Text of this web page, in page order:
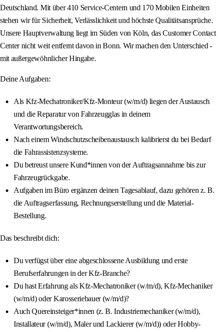
Deutschland. Mit über 410 Service-Centern und 170 Mobilen Einheiten
stehen wir für Sicherheit, Verlässlichkeit und höchste Qualitätsansprüche.
Unsere Hauptverwaltung liegt im Süden von Köln, das Customer Contact
Center nicht weit entfernt davon in Bonn. Wir machen den Unterschied -
mit außergewöhnlicher Hingabe.
Deine Aufgaben:
Als Kfz-Mechatroniker/Kfz-Monteur (w/m/d) liegen der Austausch
und die Reparatur von Fahrzeugglas in deinem
Verantwortungsbereich.
Nach einem Windschutzscheibenaustausch kalibrierst du bei Bedarf
die Fahrassistenzsysteme.
Du betreust unsere Kund*innen von der Auftragsannahme bis zur
Fahrzeugrückgabe.
Aufgaben im Büro ergänzen deinen Tagesablauf, dazu gehören z. B.
die Auftragserfassung, Rechnungserstellung und die Material-
Bestellung.
Das beschreibt dich:
Du verfügst über eine abgeschlossene Ausbildung und erste
Berufserfahrungen in der Kfz-Branche?
Du hast Erfahrung als Kfz-Mechatroniker (w/m/d), Kfz-Mechaniker
(w/m/d) oder Karosseriebauer (w/m/d)?
Auch Quereinsteiger*innen (z. B. Industriemechaniker (w/m/d),
Installateur (w/m/d), Maler und Lackierer (w/m/d)) oder Hobby-